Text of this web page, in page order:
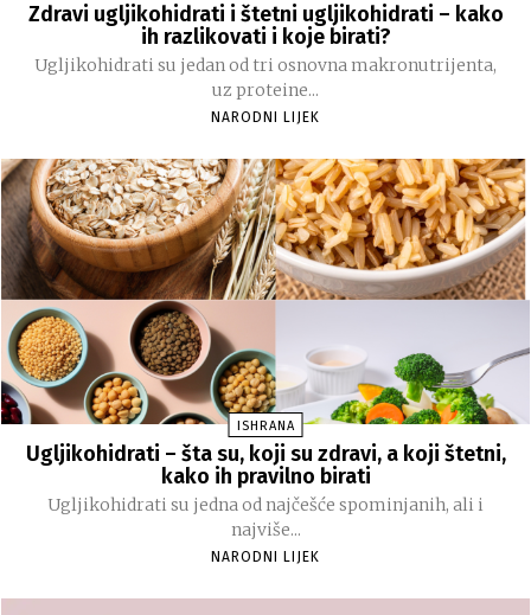
Zdravi ugljikohidrati i štetni ugljikohidrati – kako
ih razlikovati i koje birati?
Ugljikohidrati su jedan od tri osnovna makronutrijenta,
uz proteine...
NARODNI LIJEK
ISHRANA
Ugljikohidrati – šta su, koji su zdravi, a koji štetni,
kako ih pravilno birati
Ugljikohidrati su jedna od najčešće spominjanih, ali i
najviše...
NARODNI LIJEK